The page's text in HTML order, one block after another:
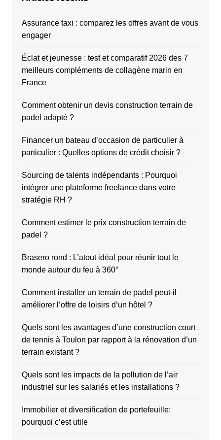
Assurance taxi : comparez les offres avant de vous
engager
Éclat et jeunesse : test et comparatif 2026 des 7
meilleurs compléments de collagène marin en
France
Comment obtenir un devis construction terrain de
padel adapté ?
Financer un bateau d’occasion de particulier à
particulier : Quelles options de crédit choisir ?
Sourcing de talents indépendants : Pourquoi
intégrer une plateforme freelance dans votre
stratégie RH ?
Comment estimer le prix construction terrain de
padel ?
Brasero rond : L’atout idéal pour réunir tout le
monde autour du feu à 360°
Comment installer un terrain de padel peut-il
améliorer l’offre de loisirs d’un hôtel ?
Quels sont les avantages d’une construction court
de tennis à Toulon par rapport à la rénovation d’un
terrain existant ?
Quels sont les impacts de la pollution de l’air
industriel sur les salariés et les installations ?
Immobilier et diversification de portefeuille:
pourquoi c’est utile